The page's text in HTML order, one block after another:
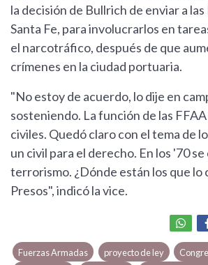
la decisión de Bullrich de enviar a las
Santa Fe, para involucrarlos en
el narcotráfico, después de que
crímenes en la ciudad portuaria.
"No estoy de acuerdo, lo dije en
sosteniendo. La función de las
civiles. Quedó claro con el tema de
un civil para el derecho. En los '70
terrorismo. ¿Dónde están los que lo
Presos", indicó la vice.
Fuerzas Armadas proyecto de ley